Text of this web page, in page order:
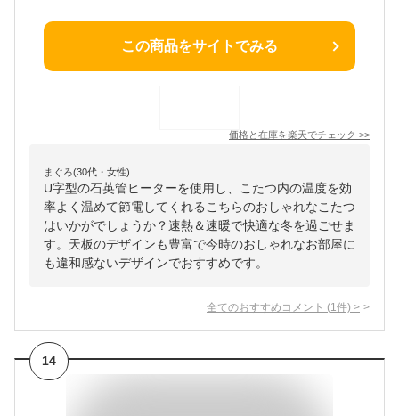
この商品をサイトでみる
価格と在庫を楽天でチェック >>
まぐろ(30代・女性)
U字型の石英管ヒーターを使用し、こたつ内の温度を効
率よく温めて節電してくれるこちらのおしゃれなこたつ
はいかがでしょうか？速熱＆速暖で快適な冬を過ごせま
す。天板のデザインも豊富で今時のおしゃれなお部屋に
も違和感ないデザインでおすすめです。
全てのおすすめコメント (1 件) >
14